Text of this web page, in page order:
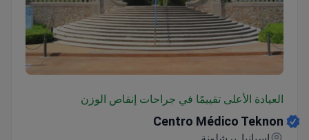
العيادة الأعلى تقييمًا في جراحات إنقاص الوزن
Centro Médico Teknon